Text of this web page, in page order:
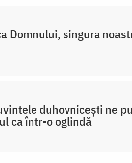
Domnului, singura
duhovnicești ne
ca într-o oglindă